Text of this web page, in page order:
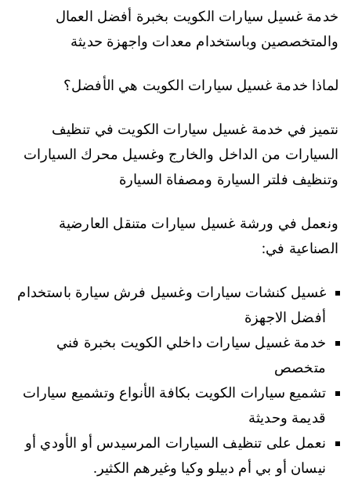
خدمة غسيل سيارات الكويت بخبرة أفضل العمال
والمتخصصين وباستخدام معدات واجهزة حديثة
لماذا خدمة غسيل سيارات الكويت هي الأفضل؟
نتميز في خدمة غسيل سيارات الكويت في تنظيف
السيارات من الداخل والخارج وغسيل محرك السيارات
وتنظيف فلتر السيارة ومصفاة السيارة
ونعمل في ورشة غسيل سيارات متنقل العارضية
الصناعية في:
غسيل كنشات سيارات وغسيل فرش سيارة باستخدام
أفضل الاجهزة
خدمة غسيل سيارات داخلي الكويت بخبرة فني
متخصص
تشميع سيارات الكويت بكافة الأنواع وتشميع سيارات
قديمة وحديثة
نعمل على تنظيف السيارات المرسيدس أو الأودي أو
نيسان أو بي أم دبيلو وكيا وغيرهم الكثير.